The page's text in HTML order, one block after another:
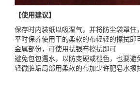
【使用建议】
保存时内装纸以吸湿气，并将防尘袋罩住
平时保养使用干的柔软的布轻轻的擦拭即
金属部份，可使用拭银布擦拭即可
避免包包遇水，以防变硬或褪色，也要
轻微脏垢局部用柔软的布加少许肥皂水擦